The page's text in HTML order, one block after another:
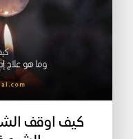
كيف اوقف